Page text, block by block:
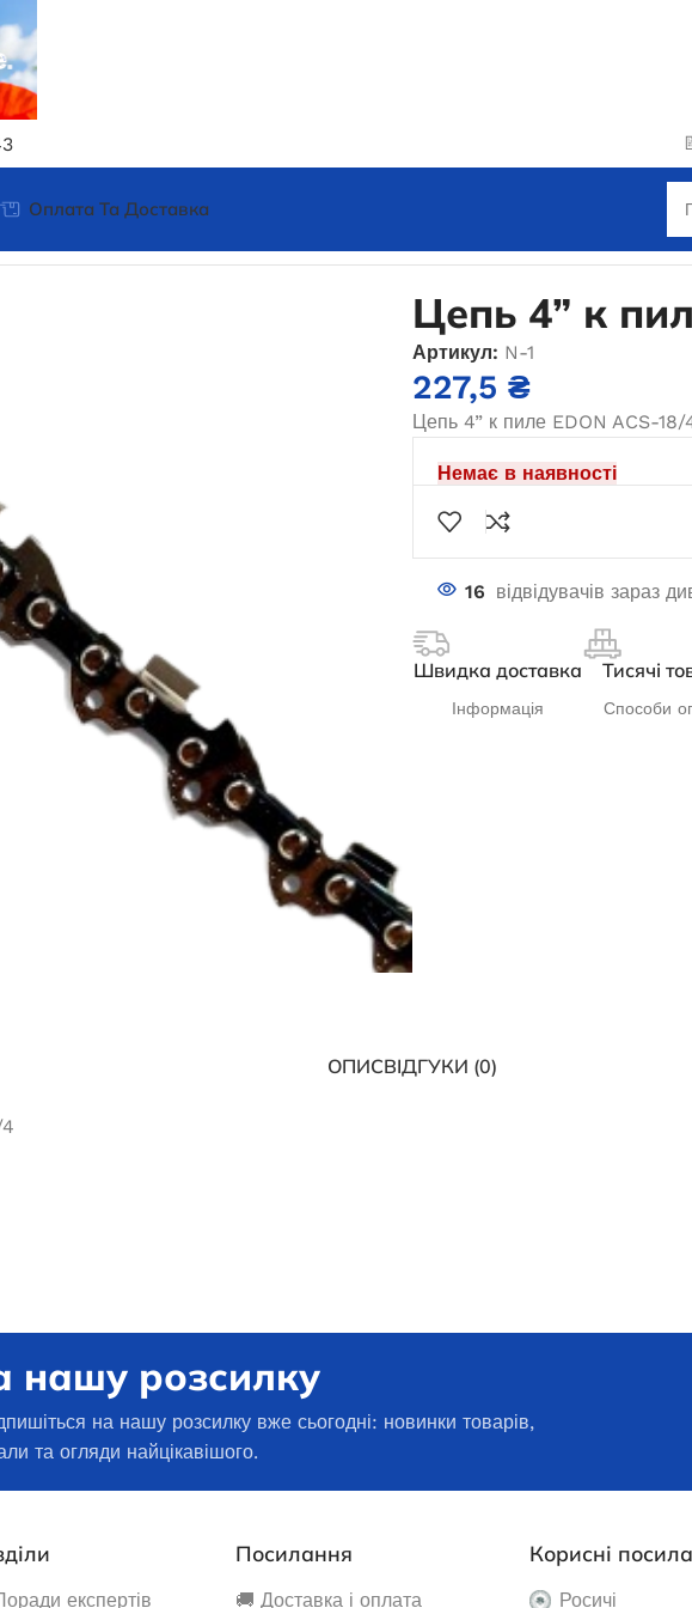
Оплата Та Доставка
Цепь 4” к
Артикул: N-1
227,5 ₴
Цепь 4” к пиле EDON ACS-18/
Немає в наявності
16 відвідувачів зараз
Швидка доставка
Інформація
Тисячі
Способи
ОПИСВІДГУКИ (0)
нашу розсилку
на нашу розсилку вже сьогодні: новинки товарів,
та огляди найцікавішого.
експертів
Посилання
🚚 Доставка і оплата
Корисні
Росичі